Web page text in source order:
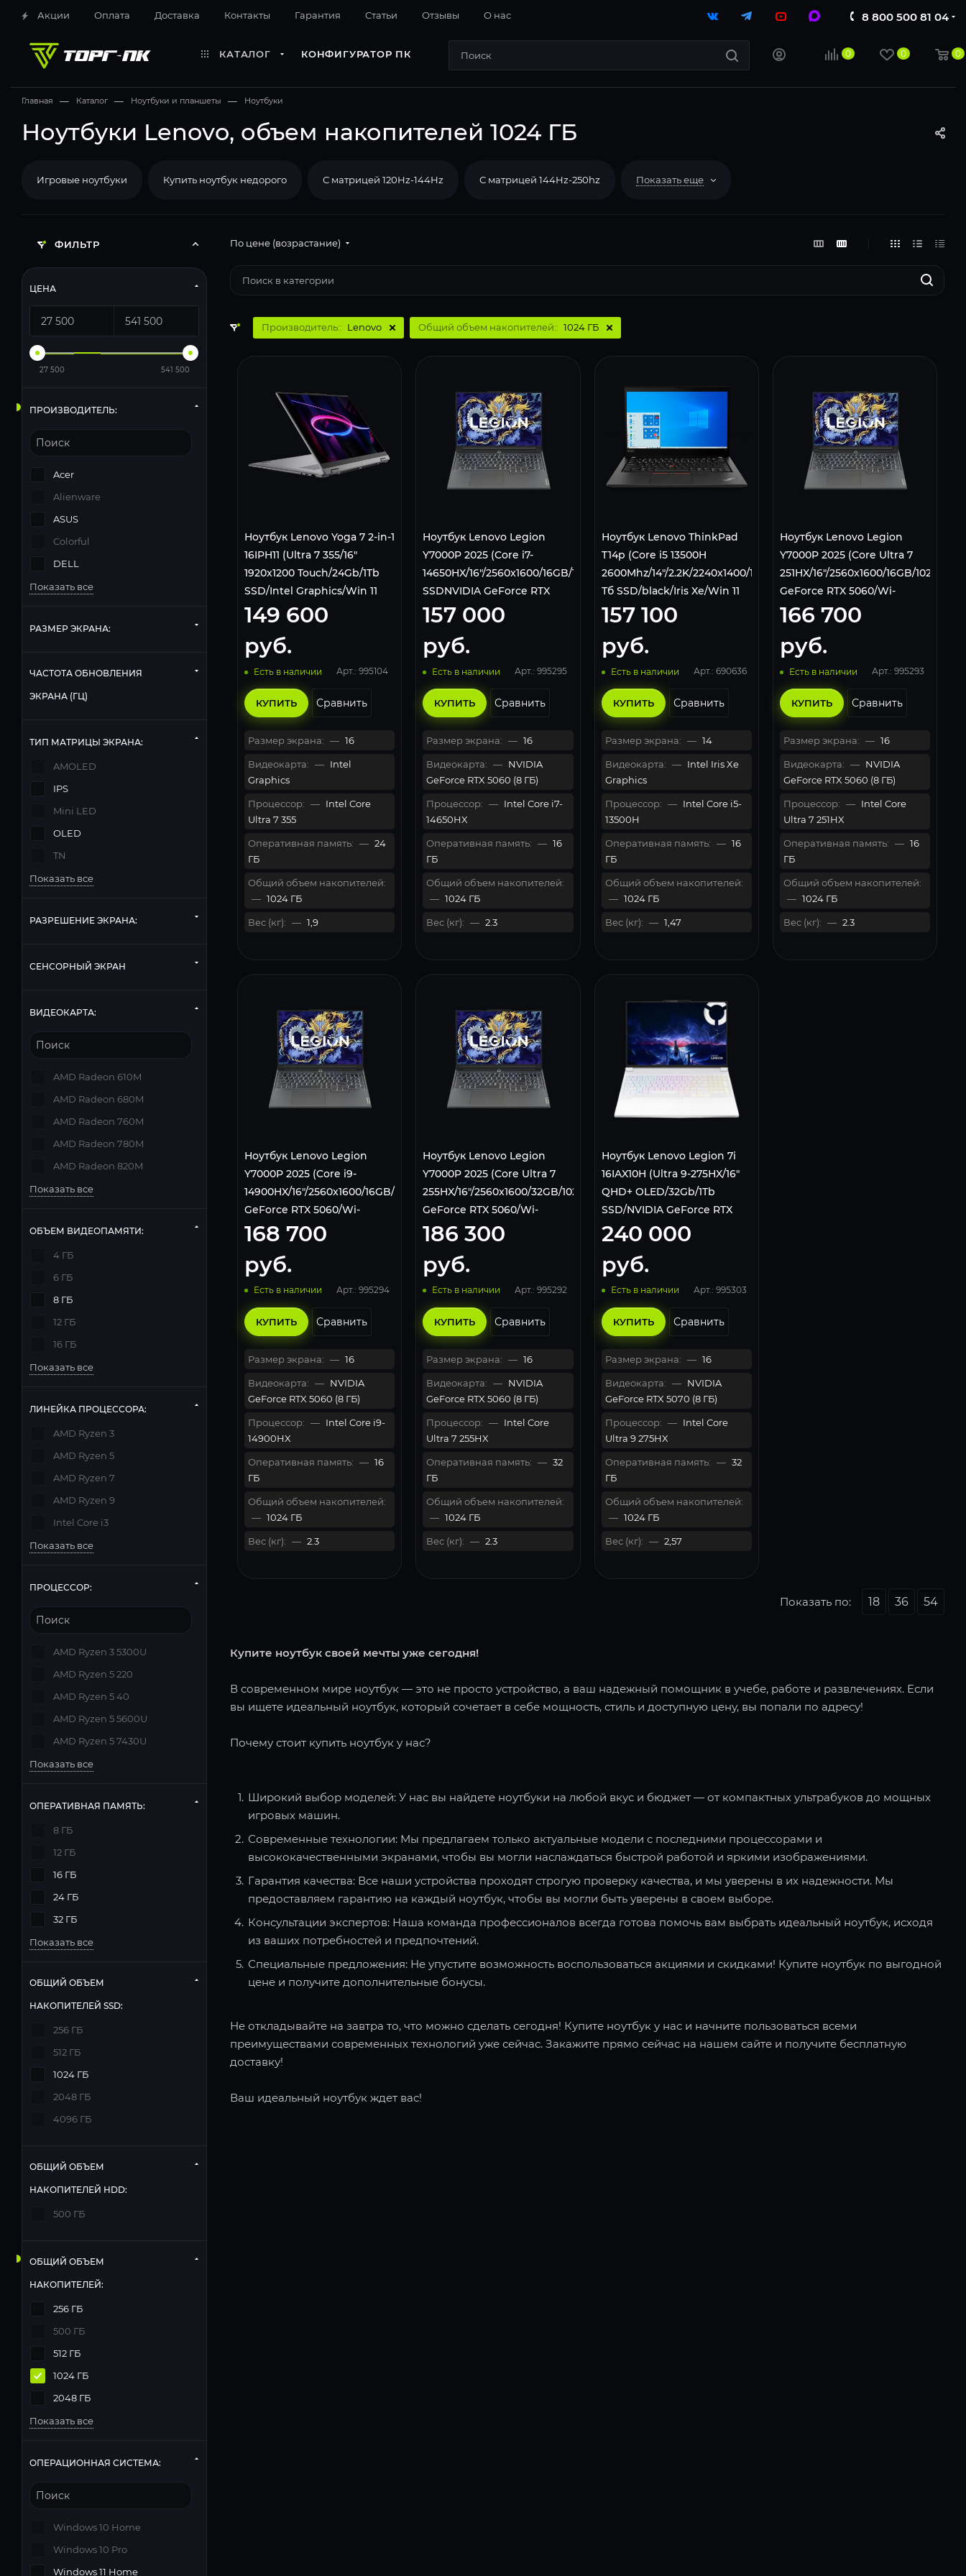
Акции Оплата Доставка Контакты Гарантия Cтатьи Отзывы О нас 8 800 500 81 04
КАТАЛОГ КОНФИГУРАТОР ПК 0 0 0
Главная — Каталог — Ноутбуки и планшеты — Ноутбуки
Ноутбуки Lenovo, объем накопителей 1024 ГБ
Игровые ноутбуки Купить ноутбук недорого С матрицей 120Hz-144Hz С матрицей 144Hz-250hz Показать еще
По цене (возрастание)
Производитель:: Lenovo Общий объем накопителей:: 1024 ГБ
Ноутбук Lenovo Yoga 7 2-in-1
16IPH11 (Ultra 7 355/16"
1920x1200 Touch/24Gb/1Tb
SSD/Intel Graphics/Win 11
Pro) Grey
149 600
руб.
Есть в наличии Арт.: 995104
КУПИТЬ Сравнить
Размер экрана: — 16
Видеокарта: — Intel
Graphics
Процессор: — Intel Core
Ultra 7 355
Оперативная память: — 24
ГБ
Общий объем накопителей:
— 1024 ГБ
Вес (кг): — 1,9
Ноутбук Lenovo Legion
Y7000P 2025 (Core i7-
14650HX/16"/2560x1600/16GB/1Tb
SSDNVIDIA GeForce RTX
5060/Wi-
Fi/Bluetooth/Windows 11
Home)
157 000
руб.
Есть в наличии Арт.: 995295
КУПИТЬ Сравнить
Размер экрана: — 16
Видеокарта: — NVIDIA
GeForce RTX 5060 (8 ГБ)
Процессор: — Intel Core i7-
14650HX
Оперативная память: — 16
ГБ
Общий объем накопителей:
— 1024 ГБ
Вес (кг): — 2.3
Ноутбук Lenovo ThinkPad
T14p (Core i5 13500H
2600Mhz/14"/2.2K/2240x1400/16Gb/1
Тб SSD/black/Iris Xe/Win 11
Pro)
157 100
руб.
Есть в наличии Арт.: 690636
КУПИТЬ Сравнить
Размер экрана: — 14
Видеокарта: — Intel Iris Xe
Graphics
Процессор: — Intel Core i5-
13500H
Оперативная память: — 16
ГБ
Общий объем накопителей:
— 1024 ГБ
Вес (кг): — 1,47
Ноутбук Lenovo Legion
Y7000P 2025 (Core Ultra 7
251HX/16"/2560x1600/16GB/1024GB/
GeForce RTX 5060/Wi-
Fi/Bluetooth/Windows 11
Home)
166 700
руб.
Есть в наличии Арт.: 995293
КУПИТЬ Сравнить
Размер экрана: — 16
Видеокарта: — NVIDIA
GeForce RTX 5060 (8 ГБ)
Процессор: — Intel Core
Ultra 7 251HX
Оперативная память: — 16
ГБ
Общий объем накопителей:
— 1024 ГБ
Вес (кг): — 2.3
Ноутбук Lenovo Legion
Y7000P 2025 (Core i9-
14900HX/16"/2560x1600/16GB/1024GB/NVIDIA
GeForce RTX 5060/Wi-
Fi/Bluetooth/Windows 11
Home)
168 700
руб.
Есть в наличии Арт.: 995294
КУПИТЬ Сравнить
Размер экрана: — 16
Видеокарта: — NVIDIA
GeForce RTX 5060 (8 ГБ)
Процессор: — Intel Core i9-
14900HX
Оперативная память: — 16
ГБ
Общий объем накопителей:
— 1024 ГБ
Вес (кг): — 2.3
Ноутбук Lenovo Legion
Y7000P 2025 (Core Ultra 7
255HX/16"/2560x1600/32GB/1024GB/NVIDIA
GeForce RTX 5060/Wi-
Fi/Bluetooth/Windows 11
Home)
186 300
руб.
Есть в наличии Арт.: 995292
КУПИТЬ Сравнить
Размер экрана: — 16
Видеокарта: — NVIDIA
GeForce RTX 5060 (8 ГБ)
Процессор: — Intel Core
Ultra 7 255HX
Оперативная память: — 32
ГБ
Общий объем накопителей:
— 1024 ГБ
Вес (кг): — 2.3
Ноутбук Lenovo Legion 7i
16IAX10H (Ultrа 9-275НX/16"
QHD+ OLED/32Gb/1Tb
SSD/NVIDIA GeForce RTX
5070 16Gb/Win 11 Home)
83KY001US, White
240 000
руб.
Есть в наличии Арт.: 995303
КУПИТЬ Сравнить
Размер экрана: — 16
Видеокарта: — NVIDIA
GeForce RTX 5070 (8 ГБ)
Процессор: — Intel Core
Ultra 9 275HX
Оперативная память: — 32
ГБ
Общий объем накопителей:
— 1024 ГБ
Вес (кг): — 2,57
Показать по: 18 36 54
Купите ноутбук своей мечты уже сегодня!
В современном мире ноутбук — это не просто устройство, а ваш надежный помощник в учебе, работе и развлечениях. Если
вы ищете идеальный ноутбук, который сочетает в себе мощность, стиль и доступную цену, вы попали по адресу!
Почему стоит купить ноутбук у нас?
Широкий выбор моделей: У нас вы найдете ноутбуки на любой вкус и бюджет — от компактных ультрабуков до мощных
игровых машин.
Современные технологии: Мы предлагаем только актуальные модели с последними процессорами и
высококачественными экранами, чтобы вы могли наслаждаться быстрой работой и яркими изображениями.
Гарантия качества: Все наши устройства проходят строгую проверку качества, и мы уверены в их надежности. Мы
предоставляем гарантию на каждый ноутбук, чтобы вы могли быть уверены в своем выборе.
Консультации экспертов: Наша команда профессионалов всегда готова помочь вам выбрать идеальный ноутбук, исходя
из ваших потребностей и предпочтений.
Специальные предложения: Не упустите возможность воспользоваться акциями и скидками! Купите ноутбук по выгодной
цене и получите дополнительные бонусы.
Не откладывайте на завтра то, что можно сделать сегодня! Купите ноутбук у нас и начните пользоваться всеми
преимуществами современных технологий уже сейчас. Закажите прямо сейчас на нашем сайте и получите бесплатную
доставку!
Ваш идеальный ноутбук ждет вас!
ФИЛЬТР
ЦЕНА
27 500 541 500
ПРОИЗВОДИТЕЛЬ:
Acer
Alienware
ASUS
Colorful
DELL
Показать все
РАЗМЕР ЭКРАНА:
ЧАСТОТА ОБНОВЛЕНИЯ
ЭКРАНА (ГЦ)
ТИП МАТРИЦЫ ЭКРАНА:
AMOLED
IPS
Mini LED
OLED
TN
Показать все
РАЗРЕШЕНИЕ ЭКРАНА:
СЕНСОРНЫЙ ЭКРАН
ВИДЕОКАРТА:
AMD Radeon 610M
AMD Radeon 680M
AMD Radeon 760M
AMD Radeon 780M
AMD Radeon 820M
Показать все
ОБЪЕМ ВИДЕОПАМЯТИ:
4 ГБ
6 ГБ
8 ГБ
12 ГБ
16 ГБ
Показать все
ЛИНЕЙКА ПРОЦЕССОРА:
AMD Ryzen 3
AMD Ryzen 5
AMD Ryzen 7
AMD Ryzen 9
Intel Core i3
Показать все
ПРОЦЕССОР:
AMD Ryzen 3 5300U
AMD Ryzen 5 220
AMD Ryzen 5 40
AMD Ryzen 5 5600U
AMD Ryzen 5 7430U
Показать все
ОПЕРАТИВНАЯ ПАМЯТЬ:
8 ГБ
12 ГБ
16 ГБ
24 ГБ
32 ГБ
Показать все
ОБЩИЙ ОБЪЕМ
НАКОПИТЕЛЕЙ SSD:
256 ГБ
512 ГБ
1024 ГБ
2048 ГБ
4096 ГБ
ОБЩИЙ ОБЪЕМ
НАКОПИТЕЛЕЙ HDD:
500 ГБ
ОБЩИЙ ОБЪЕМ
НАКОПИТЕЛЕЙ:
256 ГБ
500 ГБ
512 ГБ
1024 ГБ
2048 ГБ
Показать все
ОПЕРАЦИОННАЯ СИСТЕМА:
Windows 10 Home
Windows 10 Pro
Windows 11 Home